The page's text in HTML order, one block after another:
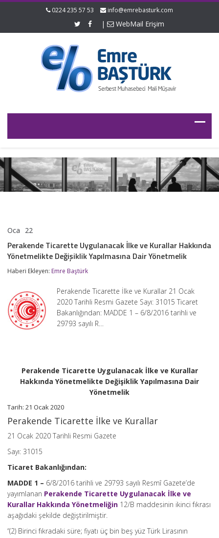
0224 235 57 53 info@emrebasturk.com
| WebMail Erişim
Oca 22
Uygulanacak
İlke
Kurallar
Yönetmelikte
Yapılmasına
Dair
Yönetmelik
Perakende Ticarette Uygulanacak İlke ve Kurallar Hakkında
Yönetmelikte Değişiklik Yapılmasına Dair Yönetmelik
Haberi Ekleyen: Emre Baştürk
Perakende Ticarette İlke ve Kurallar 21 Ocak
2020 Tarihli Resmi Gazete Sayı: 31015 Ticaret
Bakanlığından: MADDE 1 – 6/8/2016 tarihli ve
29793 sayılı R…
Perakende Ticarette Uygulanacak İlke ve Kurallar
Hakkında Yönetmelikte Değişiklik Yapılmasına Dair
Yönetmelik
Tarih: 21 Ocak 2020
Perakende Ticarette İlke ve Kurallar
21 Ocak 2020 Tarihli Resmi Gazete
Sayı: 31015
Ticaret Bakanlığından:
MADDE 1 – 6/8/2016 tarihli ve 29793 sayılı Resmî Gazete’de
yayımlanan Perakende Ticarette Uygulanacak İlke ve
Kurallar Hakkında Yönetmeliğin 12/B maddesinin ikinci fıkrası
aşağıdaki şekilde değiştirilmiştir.
“(2) Birinci fıkradaki süre; fiyatı üç bin beş yüz Türk Lirasının